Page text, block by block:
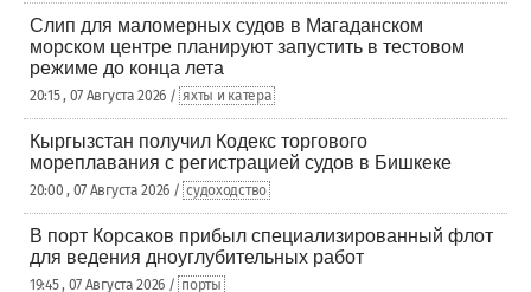
Слип для маломерных судов в Магаданском
морском центре планируют запустить в тестовом
режиме до конца лета
20:15 , 07 Августа 2026 / яхты и катера
Кыргызстан получил Кодекс торгового
мореплавания с регистрацией судов в Бишкеке
20:00 , 07 Августа 2026 / судоходство
В порт Корсаков прибыл специализированный флот
для ведения дноуглубительных работ
19:45 , 07 Августа 2026 / порты